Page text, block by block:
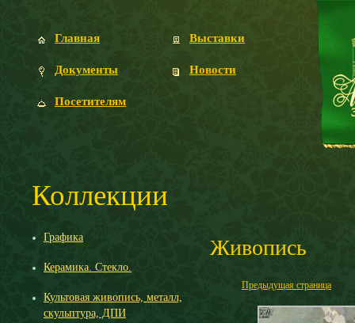
Главная
Документы
Посетителям
Выставки
Новости
Коллекции
Графика
Керамика. Стекло.
Культовая живопись, металл,
скульптура, ДПИ
Живопись
Предыдущая страница